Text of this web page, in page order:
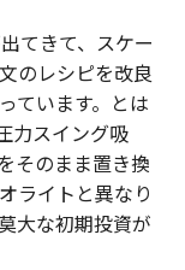
てきて、スケー
のレシピを改良
ています。とは
力スイング吸
そのまま置き換
ライトと異なり
大な初期投資が